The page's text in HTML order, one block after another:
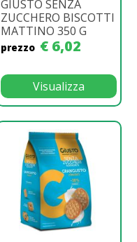
GIUSTO SENZA
ZUCCHERO BISCOTTI
MATTINO 350 G
prezzo € 6,02
Visualizza